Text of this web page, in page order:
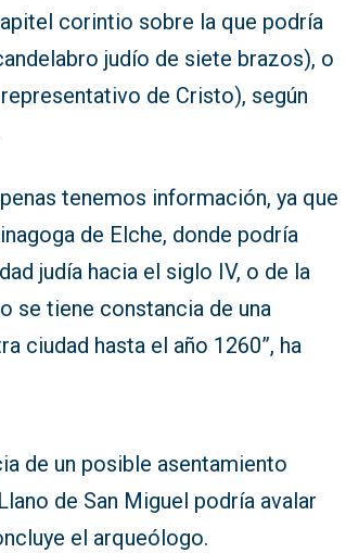
corintio sobre la que podría
judío de siete brazos), o
de Cristo), según
tenemos información, ya que
de Elche, donde podría
judía hacia el siglo IV, o de la
se tiene constancia de una
ciudad hasta el año 1260”, ha
de un posible asentamiento
de San Miguel podría avalar
el arqueólogo.